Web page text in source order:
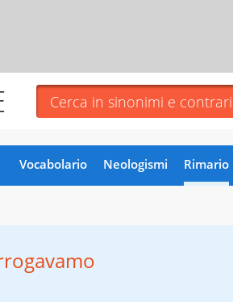
Vocabolario Neologismi Rimario